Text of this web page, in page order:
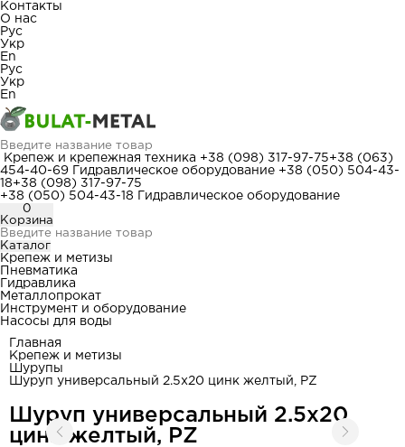
Контакты
О нас
Рус
Укр
En
Рус
Укр
En
Крепеж и крепежная техника +38 (098) 317-97-75+38 (063)
454-40-69
Гидравлическое оборудование +38 (050) 504-43-
18+38 (098) 317-97-75
+38 (050) 504-43-18
Гидравлическое оборудование
0
Корзина
Каталог
Крепеж и метизы
Пневматика
Гидравлика
Металлопрокат
Инструмент и оборудование
Насосы для воды
Главная
Крепеж и метизы
Шурупы
Шуруп универсальный 2.5x20 цинк желтый, PZ
Шуруп универсальный 2.5x20
цинк желтый, PZ